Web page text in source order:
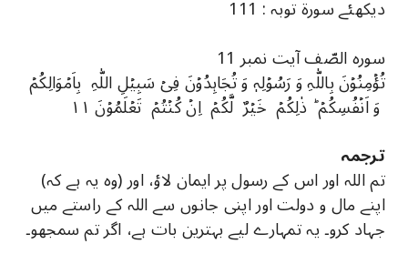
دیکھئے سورة توبہ : 111
سورہ الصّف آیت نمبر 11
تُؤۡمِنُوۡنَ بِاللّٰہِ وَ رَسُوۡلِہٖ وَ تُجَاہِدُوۡنَ فِیۡ سَبِیۡلِ اللّٰہِ بِاَمۡوَالِکُمۡ
ترجمہ
(وہ یہ ہے کہ) تم اللہ اور اس کے رسول پر ایمان لاؤ، اور
اپنے مال و دولت اور اپنی جانوں سے اللہ کے راستے میں
جہاد کرو۔ یہ تمہارے لیے بہترین بات ہے، اگر تم سمجھو۔